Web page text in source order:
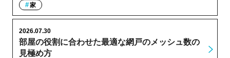
家
部屋の役割に合わせた最適な網戸のメッシュ数の
見極め方
2026.07.30